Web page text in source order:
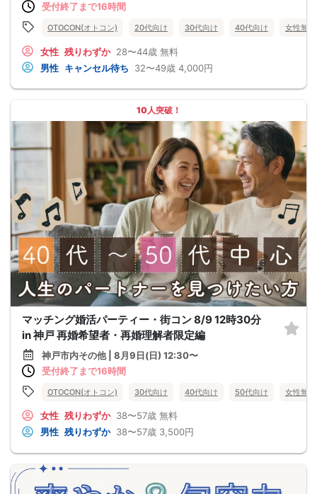
受付終了まで16時間
OTOCON(オトコン) 20代向け 30代向け 40代向け 女性無料
女性 残りわずか 28〜44歳 無料
男性 キャンセル待ち 32〜49歳 4,000円
10人突破！
マッチング婚活パーティー・街コン 8/9 12時30分
in 神戸 再婚希望者・再婚理解者限定編
神戸市内その他 | 8月9日(日) 12:30〜
受付終了まで16時間
OTOCON(オトコン) 30代向け 40代向け 50代向け 女性無料
女性 残りわずか 38〜57歳 無料
男性 残りわずか 38〜57歳 3,500円